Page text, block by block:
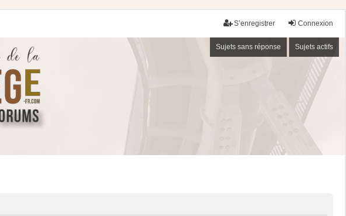
Connexion
S’enregistrer
Sujets sans réponse Sujets actifs